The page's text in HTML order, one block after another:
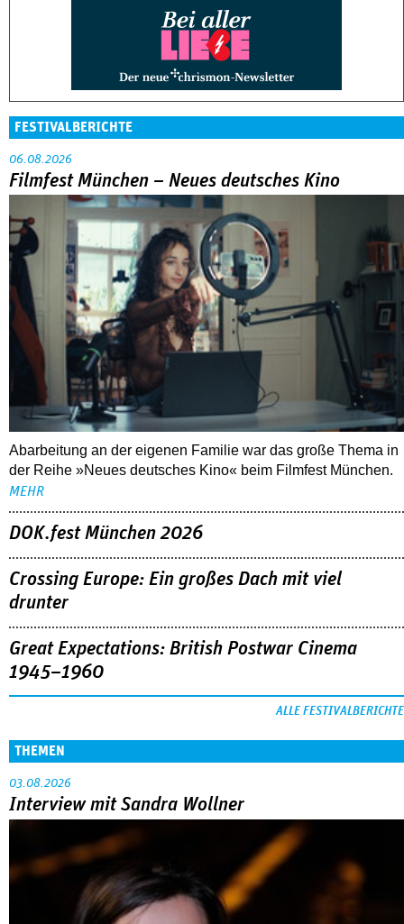
FESTIVALBERICHTE
06.08.2026
Filmfest München – Neues deutsches Kino
Abarbeitung an der eigenen Familie war das große Thema in
der Reihe »Neues deutsches Kino« beim Filmfest München.
MEHR
DOK.fest München 2026
Crossing Europe: Ein großes Dach mit viel
drunter
Great Expectations: British Postwar Cinema
1945–1960
ALLE FESTIVALBERICHTE
THEMEN
03.08.2026
Interview mit Sandra Wollner